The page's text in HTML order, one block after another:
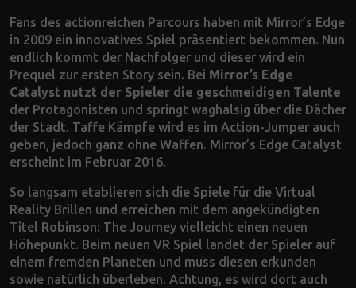
Fans des actionreichen Parcours haben mit Mirror’s Edge
in 2009 ein innovatives Spiel präsentiert bekommen. Nun
endlich kommt der Nachfolger und dieser wird ein
Prequel zur ersten Story sein. Bei Mirror’s Edge
Catalyst nutzt der Spieler die geschmeidigen Talente
der Protagonisten und springt waghalsig über die Dächer
der Stadt. Taffe Kämpfe wird es im Action-Jumper auch
geben, jedoch ganz ohne Waffen. Mirror’s Edge Catalyst
erscheint im Februar 2016.
So langsam etablieren sich die Spiele für die Virtual
Reality Brillen und erreichen mit dem angekündigten
Titel Robinson: The Journey vielleicht einen neuen
Höhepunkt. Beim neuen VR Spiel landet der Spieler auf
einem fremden Planeten und muss diesen erkunden
sowie natürlich überleben. Achtung, es wird dort auch